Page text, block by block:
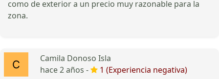
como de exterior a un precio muy razonable para la
zona.
Camila Donoso Isla
hace 2 años -
1 (Experiencia negativa)